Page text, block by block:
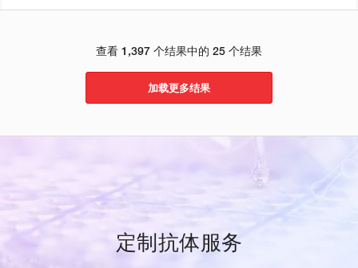
查看 1,397 个结果中的 25 个结果
加载更多结果
定制抗体服务